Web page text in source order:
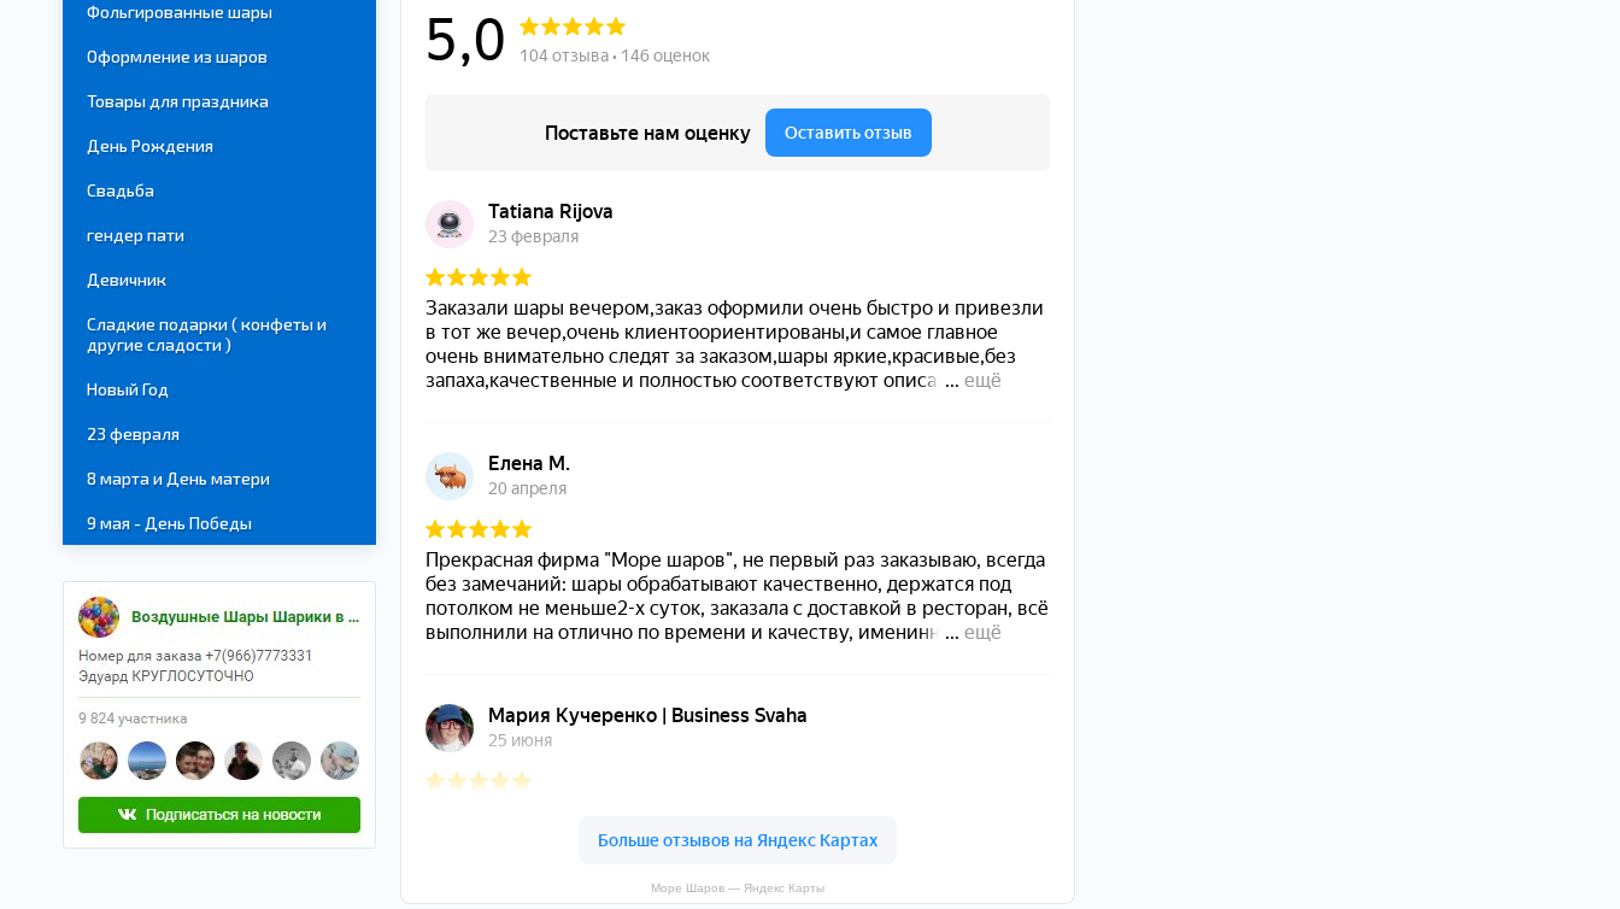
Фольгированные шары
Оформление из шаров
Товары для праздника
День Рождения
Свадьба
гендер пати
Девичник
Сладкие подарки ( конфеты и
другие сладости )
Новый Год
23 февраля
8 марта и День матери
9 мая - День Победы
Море Шаров — Яндекс Карты